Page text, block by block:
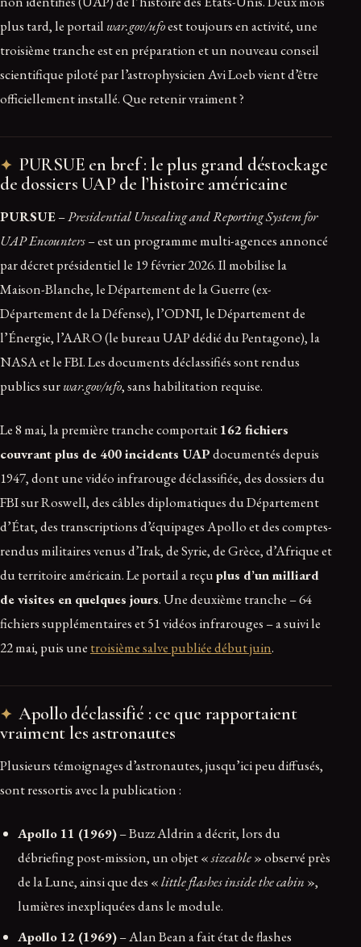
plus tard, le portail war.gov/ufoest toujours en activité, une
troisième tranche est en préparation et un nouveau conseil
scientifique piloté par l’astrophysicien Avi Loeb vient d’être
officiellement installé. Que retenir vraiment ?
PURSUE en bref : le plus grand déstockage
de dossiers UAP de l’histoire américaine
PURSUE–Presidential Unsealing and Reporting System for
UAP Encounters– est un programme multi-agences annoncé
par décret présidentiel le 19 février 2026. Il mobilise la
Maison-Blanche, le Département de la Guerre (ex-
Département de la Défense), l’ODNI, le Département de
l’Énergie, l’AARO (le bureau UAP dédié du Pentagone), la
NASA et le FBI. Les documents déclassifiés sont rendus
publics surwar.gov/ufo, sans habilitation requise.
Le 8 mai, la première tranche comportait162 fichiers
couvrant plus de 400 incidents UAPdocumentés depuis
1947, dont une vidéo infrarouge déclassifiée, des dossiers du
FBI sur Roswell, des câbles diplomatiques du Département
d’État, des transcriptions d’équipages Apollo et des comptes-
rendus militaires venus d’Irak, de Syrie, de Grèce, d’Afrique et
du territoire américain. Le portail a reçuplus d’un milliard
de visites en quelques jours. Une deuxième tranche – 64
fichiers supplémentaires et 51 vidéos infrarouges – a suivi le
22 mai, puis une troisième salve publiée début juin.
Apollo déclassifié : ce que rapportaient
vraiment les astronautes
Plusieurs témoignages d’astronautes, jusqu’ici peu diffusés,
sont ressortis avec la publication :
Apollo 11 (1969)– Buzz Aldrin a décrit, lors du
débriefing post-mission, un objet «sizeable» observé près
de la Lune, ainsi que des «little flashes inside the cabin »,
lumières inexpliquées dans le module.
Apollo 12 (1969)– Alan Bean a fait état de flashes